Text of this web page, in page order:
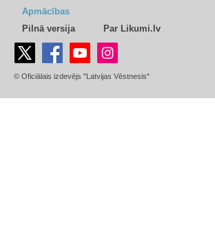
Apmācības
Pilnā versija
Par Likumi.lv
© Oficiālais izdevējs "Latvijas Vēstnesis"